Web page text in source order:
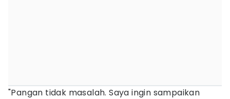
"Pangan tidak masalah. Saya ingin sampaikan